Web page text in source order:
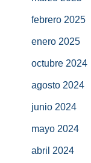
febrero 2025
enero 2025
octubre 2024
agosto 2024
junio 2024
mayo 2024
abril 2024